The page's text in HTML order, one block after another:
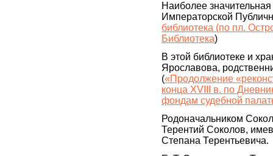
Наиболее
Императорской
библиотека (по пл.
Библиотека)
В этой библиотеке и
Ярославова,
(«Продолжение
конца XVIII в. по
фондам судебной
Родоначальником
Терентий Соколов,
Степана Терентьевича.